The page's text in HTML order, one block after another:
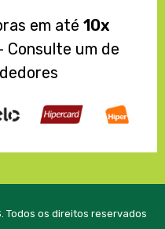
em até 10x
Consulte um de
Todos os direitos reservados